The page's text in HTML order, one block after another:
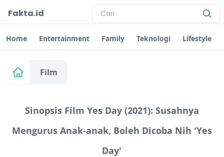
Fakta.id
Home Entertainment Family Teknologi Lifestyle
Film
Sinopsis Film Yes Day (2021): Susahnya
Mengurus Anak-anak, Boleh Dicoba Nih 'Yes
Day'